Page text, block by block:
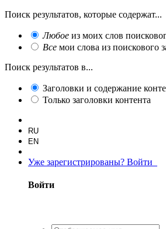
Поиск результатов, которые содержат...
Любое из моих слов
Все мои слова из поискового
Поиск результатов в...
Заголовки и содержание
Только заголовки контента
RU
EN
Уже зарегистрированы? Войти
Войти